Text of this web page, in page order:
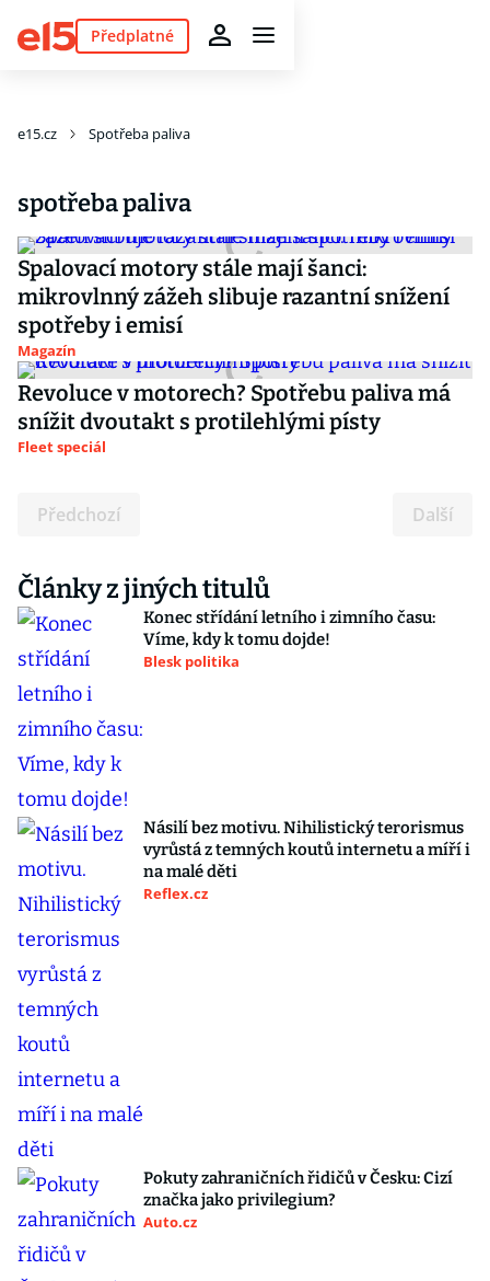
Předplatné
e15.cz Spotřeba paliva
spotřeba paliva
Spalovací motory stále mají šanci:
mikrovlnný zážeh slibuje razantní snížení
spotřeby i emisí
Magazín
Revoluce v motorech? Spotřebu paliva má
snížit dvoutakt s protilehlými písty
Fleet speciál
Předchozí Další
Články z jiných titulů
Konec střídání letního i zimního času:
Víme, kdy k tomu dojde!
Blesk politika
Násilí bez motivu. Nihilistický terorismus
vyrůstá z temných koutů internetu a míří i
na malé děti
Reflex.cz
Pokuty zahraničních řidičů v Česku: Cizí
značka jako privilegium?
Auto.cz